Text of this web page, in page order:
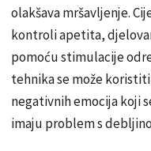
olakšava mršavljenje.
kontroli apetita,
pomoću stimulacije
tehnika se može
negativnih emocija koji
imaju problem s